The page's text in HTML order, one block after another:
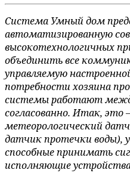
Система Умный дом
автоматизированную
высокотехнологичных
объединить все
управляемую
потребности хозяина
системы работают
согласованно. Итак,
метеорологический
датчик протечки воды),
способные принимать
исполняющие